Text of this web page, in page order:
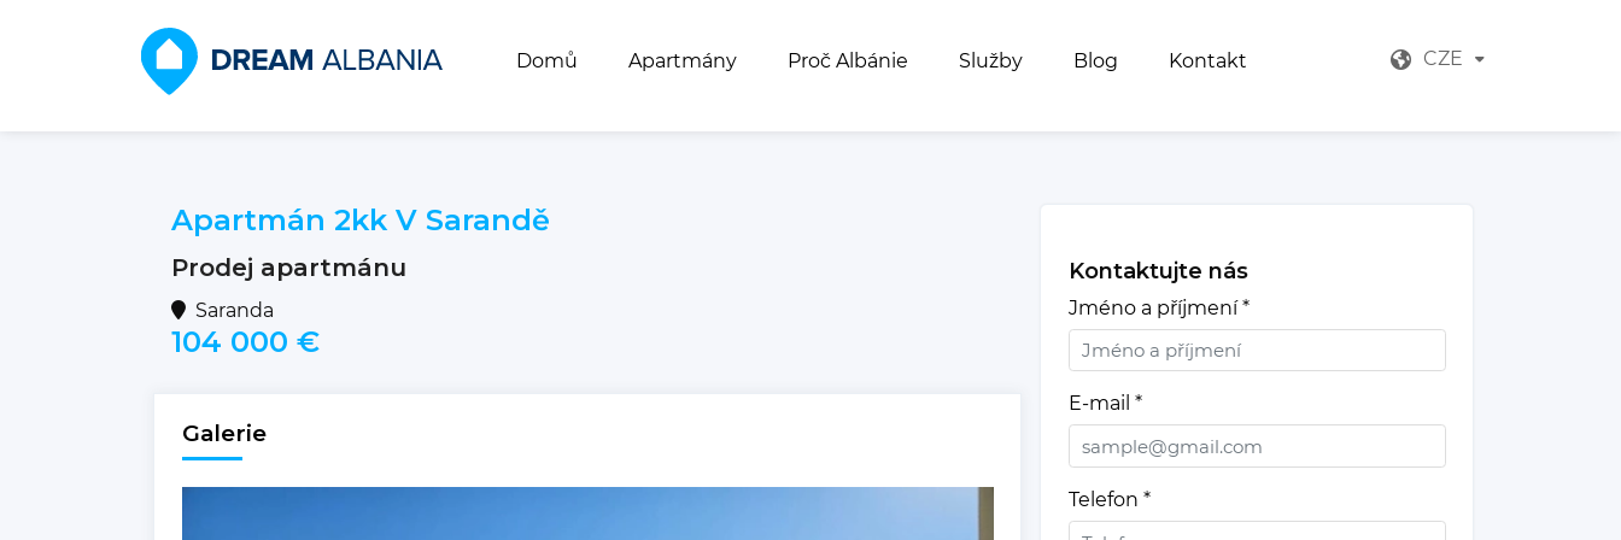
Domů Apartmány Proč Albánie Služby Blog Kontakt CZE
Apartmán 2kk V Sarandě
Prodej apartmánu
Saranda
104 000 €
Galerie
Kontaktujte nás
Jméno a příjmení *
E-mail *
Telefon *